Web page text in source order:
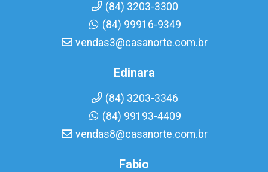
(84) 3203-3300
(84) 99916-9349
vendas3@casanorte.com.br
Edinara
(84) 3203-3346
(84) 99193-4409
vendas8@casanorte.com.br
Fabio